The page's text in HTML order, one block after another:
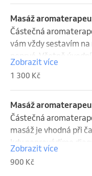
pro těhotenské
Masáž
Částečná
vám vždy sestavím
poprvé. Včetně
Zobrazit více
1 300 Kč
Masáž
Částečná
masáž je vhodná při
kdy neprovádíme
Zobrazit více
900 Kč